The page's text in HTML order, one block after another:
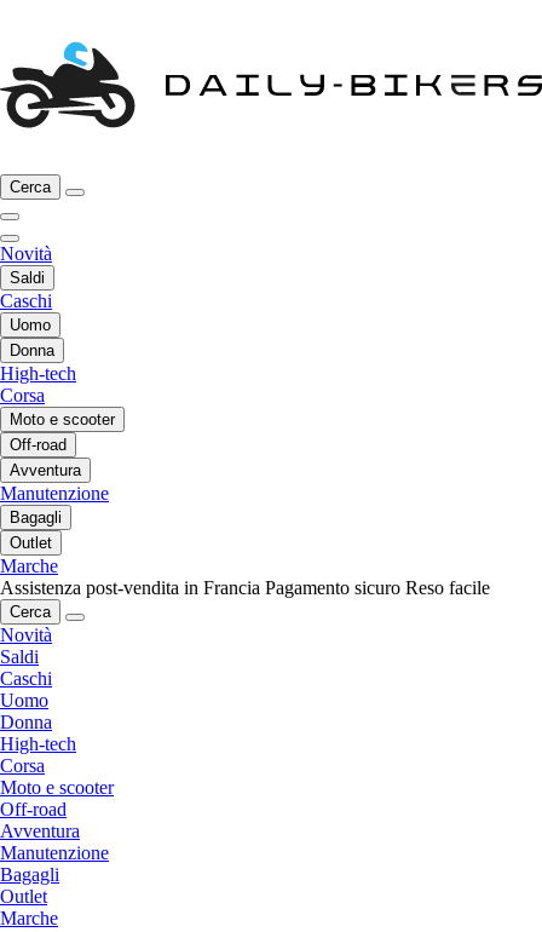
Cerca
Novità
Saldi
Caschi
Uomo
Donna
High-tech
Corsa
Moto e scooter
Off-road
Avventura
Manutenzione
Bagagli
Outlet
Marche
Assistenza post-vendita in Francia Pagamento sicuro Reso facile
Cerca
Novità
Saldi
Caschi
Uomo
Donna
High-tech
Corsa
Moto e scooter
Off-road
Avventura
Manutenzione
Bagagli
Outlet
Marche